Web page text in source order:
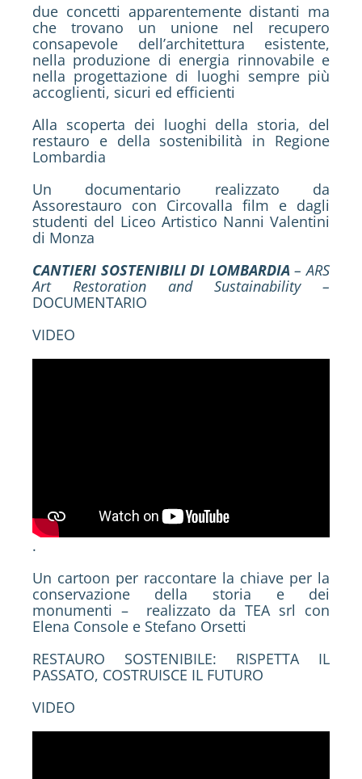
due concetti apparentemente distanti ma
che trovano un unione nel recupero
consapevole dell’architettura esistente,
nella produzione di energia rinnovabile e
nella progettazione di luoghi sempre più
accoglienti, sicuri ed efficienti
Alla scoperta dei luoghi della storia, del
restauro e della sostenibilità in Regione
Lombardia
Un documentario realizzato da
Assorestauro con Circovalla film e dagli
studenti del Liceo Artistico Nanni Valentini
di Monza
CANTIERI SOSTENIBILI DI LOMBARDIA – ARS
Art Restoration and Sustainability –
DOCUMENTARIO
VIDEO
.
Un cartoon per raccontare la chiave per la
conservazione della storia e dei
monumenti – realizzato da TEA srl con
Elena Console e Stefano Orsetti
RESTAURO SOSTENIBILE: RISPETTA IL
PASSATO, COSTRUISCE IL FUTURO
VIDEO